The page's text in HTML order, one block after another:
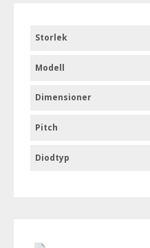
Storlek
Modell
Dimensioner
Pitch
Diodtyp